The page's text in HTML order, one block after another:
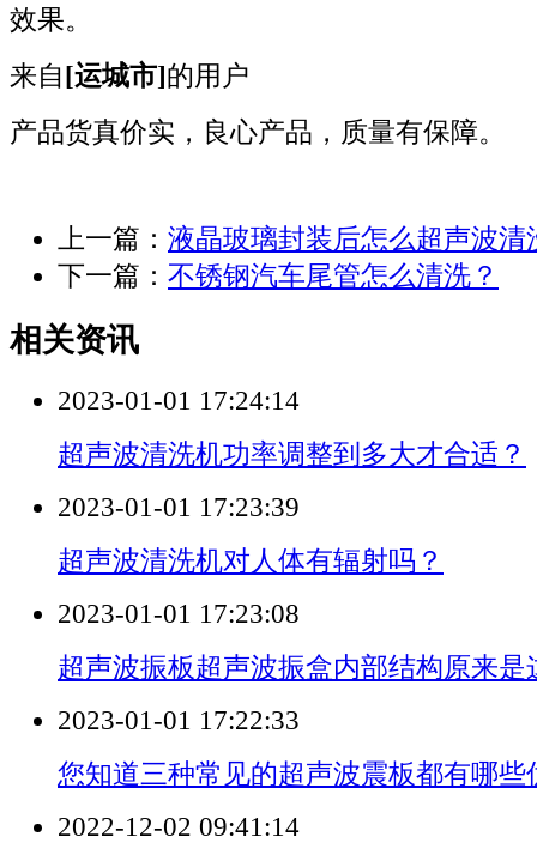
效果。
来自 [运城市] 的用户
产品货真价实，良心产品，质量有保障。
上一篇： 液晶玻璃封装后怎么超声波清
下一篇： 不锈钢汽车尾管怎么清洗？
相关资讯
2023-01-01 17:24:14
超声波清洗机功率调整到多大才合适？
2023-01-01 17:23:39
超声波清洗机对人体有辐射吗？
2023-01-01 17:23:08
超声波振板超声波振盒内部结构原来是
2023-01-01 17:22:33
您知道三种常见的超声波震板都有哪些
2022-12-02 09:41:14